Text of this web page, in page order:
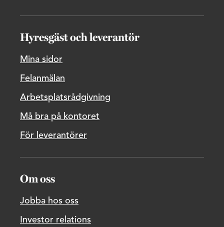
Hyresgäst och leverantör
Mina sidor
Felanmälan
Arbetsplatsrådgivning
Må bra på kontoret
För leverantörer
Om oss
Jobba hos oss
Investor relations